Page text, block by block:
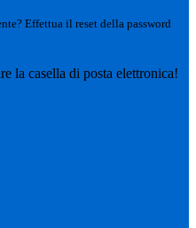
Effettua il reset della password
la casella di posta elettronica!